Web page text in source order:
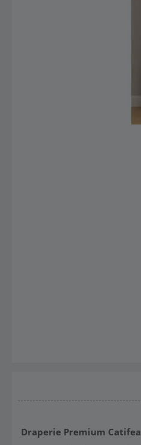
Draperie Premium Catifea